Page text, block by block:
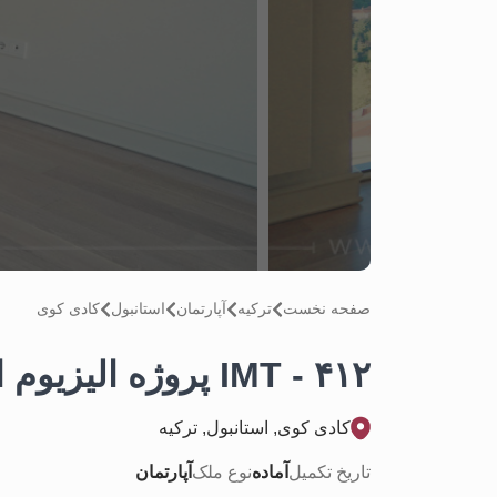
صفحه نخست تركيه آپارتمان استانبول کادی کوی
۴۱۲ - IMT پروژه الیزیوم الیت
کادی کوی, استانبول, تركيه
تاریخ تکمیل آمادهنوع ملک آپارتمان